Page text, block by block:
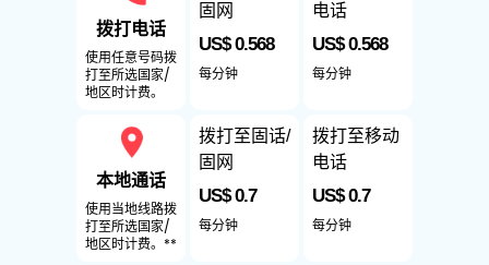
拨打电话
使用任意号码拨
打至所选国家/
地区时计费。
本地通话
使用当地线路拨
打至所选国家/
地区时计费。**
固网
US$ 0.568
每分钟
拨打至固话/
固网
US$ 0.7
每分钟
电话
US$ 0.568
每分钟
拨打至移动
电话
US$ 0.7
每分钟